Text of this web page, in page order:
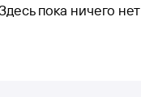
пока ничего нет